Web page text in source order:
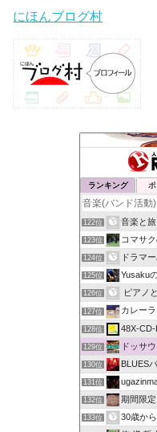
にほんブログ村
ランキング
122位 音楽と
123位 コマサ
124位 ドラマー
125位 Yusaku
126位 ピアノ
127位 カレーラ
128位 48X-CD-
129位 ドッサ
130位 BLUES
131位
132位 期間限
133位 30歳か